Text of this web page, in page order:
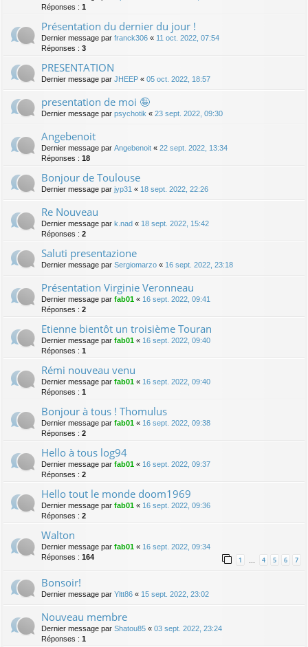
Réponses : 1
Présentation du dernier du jour !
Dernier message par franck306 « 11 oct. 2022, 07:54
Réponses : 3
PRESENTATION
Dernier message par JHEEP « 05 oct. 2022, 18:57
presentation de moi 🤪
Dernier message par psychotik « 23 sept. 2022, 09:30
Angebenoit
Dernier message par Angebenoit « 22 sept. 2022, 13:34
Réponses : 18
Bonjour de Toulouse
Dernier message par jyp31 « 18 sept. 2022, 22:26
Re Nouveau
Dernier message par k.nad « 18 sept. 2022, 15:42
Réponses : 2
Saluti presentazione
Dernier message par Sergiomarzo « 16 sept. 2022, 23:18
Présentation Virginie Veronneau
Dernier message par fab01 « 16 sept. 2022, 09:41
Réponses : 2
Etienne bientôt un troisième Touran
Dernier message par fab01 « 16 sept. 2022, 09:40
Réponses : 1
Rémi nouveau venu
Dernier message par fab01 « 16 sept. 2022, 09:40
Réponses : 1
Bonjour à tous ! Thomulus
Dernier message par fab01 « 16 sept. 2022, 09:38
Réponses : 2
Hello à tous log94
Dernier message par fab01 « 16 sept. 2022, 09:37
Réponses : 2
Hello tout le monde doom1969
Dernier message par fab01 « 16 sept. 2022, 09:36
Réponses : 2
Walton
Dernier message par fab01 « 16 sept. 2022, 09:34
Réponses : 164 1 … 4 5 6 7
Bonsoir!
Dernier message par Yltt86 « 15 sept. 2022, 23:02
Nouveau membre
Dernier message par Shatou85 « 03 sept. 2022, 23:24
Réponses : 1